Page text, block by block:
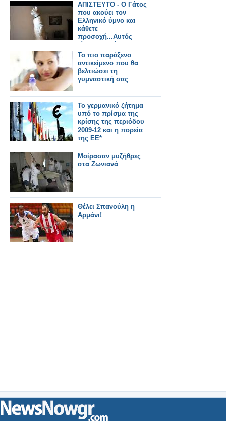
ΑΠΙΣΤΕΥΤΟ - Ο Γάτος
που ακούει τον
Ελληνικό ύμνο και
κάθετε
προσοχή...Αυτός
είναι Πατριώτης!!
ΔΕΙΤΕ ΤΟ ΒΙΝΤΕΟ
Το πιο παράξενο
αντικείμενο που θα
βελτιώσει τη
γυμναστική σας
Το γερμανικό ζήτημα
υπό το πρίσμα της
κρίσης της περιόδου
2009-12 και η πορεία
της ΕΕ*
Μοίρασαν μυζήθρες
στα Ζωνιανά
Θέλει Σπανούλη η
Αρμάνι!